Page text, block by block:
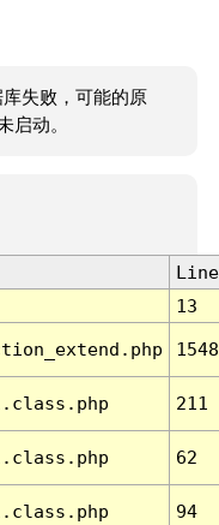
失败，可能的原
启动。
Line
13
1548
211
62
94